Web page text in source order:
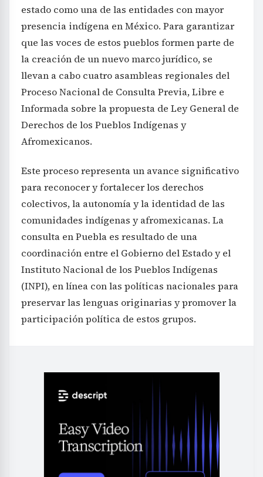
estado como una de las entidades con mayor
presencia indígena en México. Para garantizar
que las voces de estos pueblos formen parte de
la creación de un nuevo marco jurídico, se
llevan a cabo cuatro asambleas regionales del
Proceso Nacional de Consulta Previa, Libre e
Informada sobre la propuesta de Ley General de
Derechos de los Pueblos Indígenas y
Afromexicanos.
Este proceso representa un avance significativo
para reconocer y fortalecer los derechos
colectivos, la autonomía y la identidad de las
comunidades indígenas y afromexicanas. La
consulta en Puebla es resultado de una
coordinación entre el Gobierno del Estado y el
Instituto Nacional de los Pueblos Indígenas
(INPI), en línea con las políticas nacionales para
preservar las lenguas originarias y promover la
participación política de estos grupos.